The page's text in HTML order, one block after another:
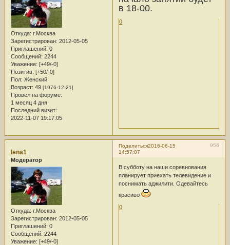
Откуда: г.Москва
Зарегистрирован: 2012-05-05
Приглашений: 0
Сообщений: 2244
Уважение: [+49/-0]
Позитив: [+50/-0]
Пол: Женский
Возраст: 49 [1976-12-21]
Провел на форуме:
1 месяц 4 дня
Последний визит:
2022-11-07 19:17:05
в 18-00.
0
Поделиться 956
2016-06-15
14:57:07
lena1
Модератор
Откуда: г.Москва
Зарегистрирован: 2012-05-05
Приглашений: 0
Сообщений: 2244
Уважение: [+49/-0]
В субботу на наши соревнования
планирует приехать телевидение и
поснимать аджилити. Одевайтесь
красиво
0